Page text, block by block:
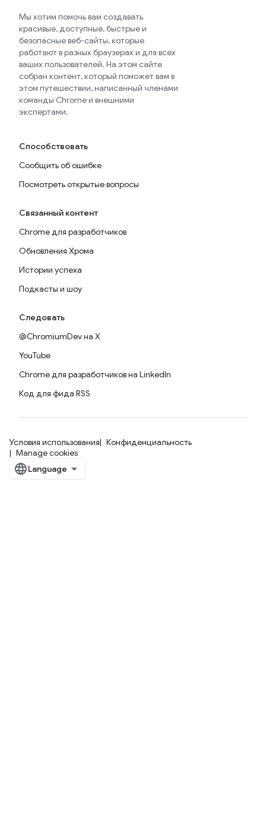
Мы хотим помочь вам создавать
красивые, доступные, быстрые и
безопасные веб-сайты, которые
работают в разных браузерах и для всех
ваших пользователей. На этом сайте
собран контент, который поможет вам в
этом путешествии, написанный членами
команды Chrome и внешними
экспертами.
Способствовать
Сообщить об ошибке
Посмотреть открытые вопросы
Связанный контент
Chrome для разработчиков
Обновления Хрома
Истории успеха
Подкасты и шоу
Следовать
@ChromiumDev на X
YouTube
Chrome для разработчиков на LinkedIn
Код для фида RSS
Условия использования
Конфиденциальность
Manage cookies